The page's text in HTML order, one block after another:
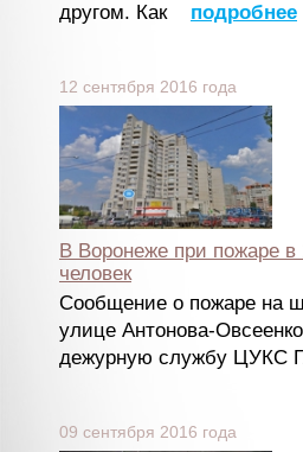
другом. Как подробнее
12 сентября 2016 года
В Воронеже при пожаре
человек
Сообщение о пожаре на
улице Антонова-
дежурную службу ЦУКС
09 сентября 2016 года